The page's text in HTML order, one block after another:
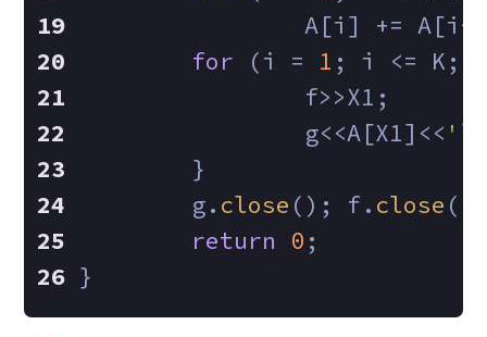
		A[i] += A[i
-
for (i = 1 ; i <= K;
		f>>X1;
		g<<A[X1]<<
	}
	g.
close (); f. close
return
0 ;
}